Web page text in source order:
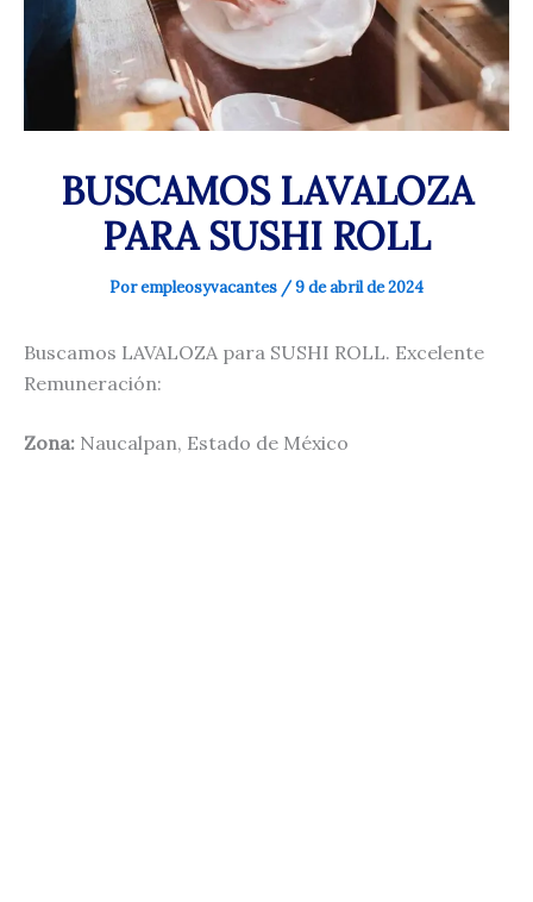
BUSCAMOS LAVALOZA
PARA SUSHI ROLL
Porempleosyvacantes /9 de abril de 2024
Buscamos LAVALOZA para SUSHI ROLL. Excelente
Remuneración:
Zona: Naucalpan, Estado de México